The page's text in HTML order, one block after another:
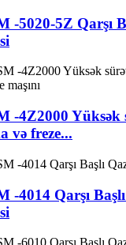
-5020-5Z Qarşı
-4Z2000 Yüksək
və freze...
-4014 Qarşı